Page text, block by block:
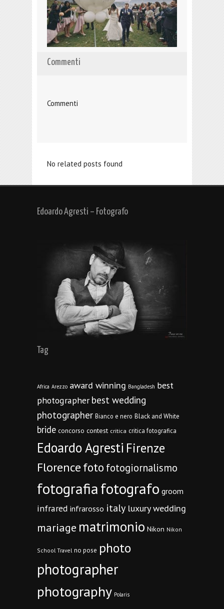
Commenti
Commenti
No related posts found
Edoardo Agresti – Fotografo
Tag
Africa Arezzo award winning Bangladesh best
photographer best wedding
photographer Bianco e nero Black and White
bride concorso contest critica critica fotografica
Edoardo Agresti Firenze
Florencefoto fotogiornalismo
fotografiafotografo groom
infrared infrarosso italy luxury wedding
mariage matrimonio Nikon Nikon
School Travel no pose photo
photographer
photography Polaris